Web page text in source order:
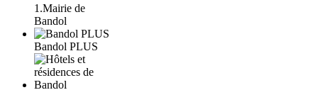
1.Mairie de
Bandol
Bandol PLUS